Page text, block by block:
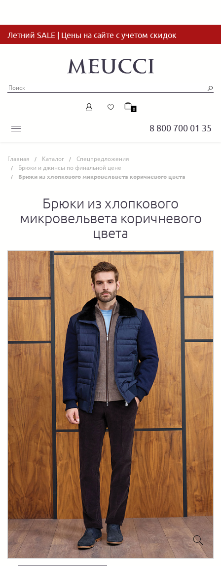
Летний SALE | Цены на сайте с учетом скидок
8 800 700 01 35
0
Главная Каталог
Спецпредложения
Брюки и джинсы по финальной цене
Брюки из хлопкового микровельвета коричневого цвета
Брюки из хлопкового
микровельвета коричневого
цвета